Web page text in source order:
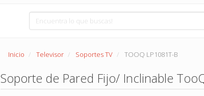
Inicio Televisor Soportes TV TOOQ LP1081T-B
Soporte de Pared Fijo/ Inclinable